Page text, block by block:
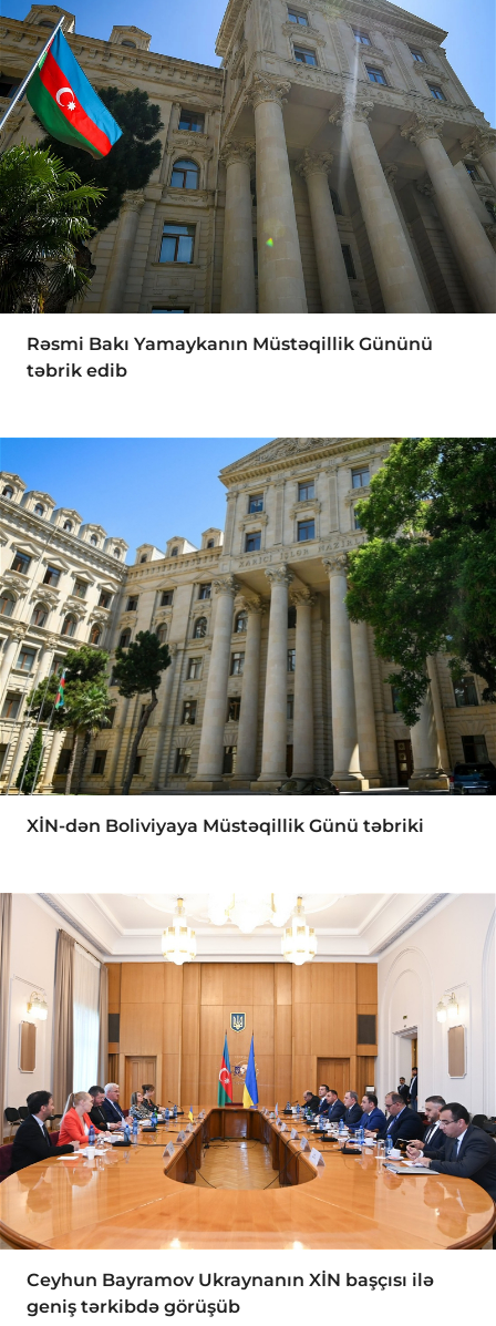
Rəsmi Bakı Yamaykanın Müstəqillik Gününü
təbrik edib
XİN-dən Boliviyaya Müstəqillik Günü təbriki
Ceyhun Bayramov Ukraynanın XİN başçısı ilə
geniş tərkibdə görüşüb